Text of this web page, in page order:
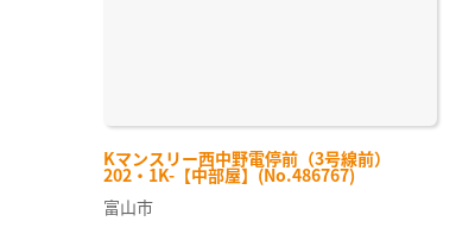
Kマンスリー西中野電停前（3号線前）
202・1K-【中部屋】(No.486767)
富山市